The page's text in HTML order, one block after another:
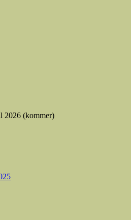
2026 (kommer)